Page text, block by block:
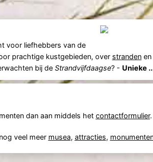
voor liefhebbers van de
prachtige kustgebieden, over strandenen
bij de Strandvijfdaagse? - Unieke
dan aan middels het contactformulier.
veel meer musea, attracties,